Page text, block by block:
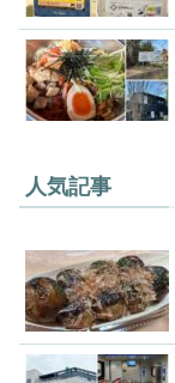
人気記事